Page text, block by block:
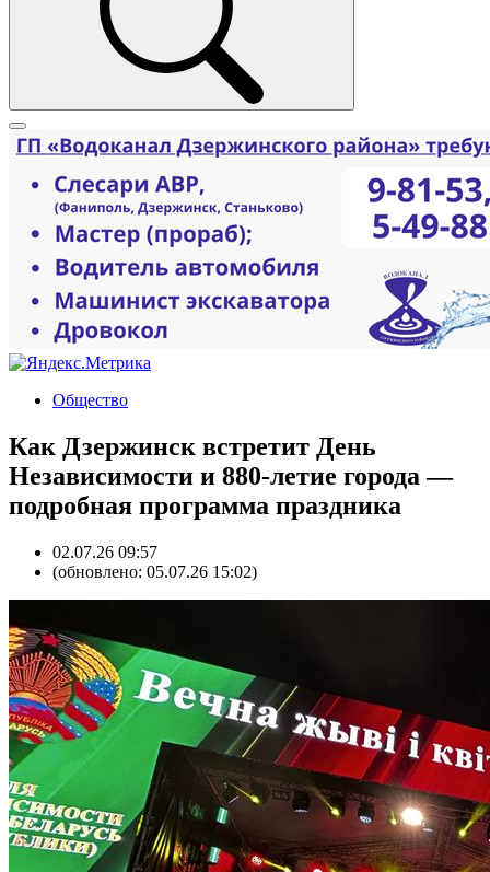
Общество
Как Дзержинск встретит День
Независимости и 880-летие города —
подробная программа праздника
02.07.26 09:57
(обновлено: 05.07.26 15:02)